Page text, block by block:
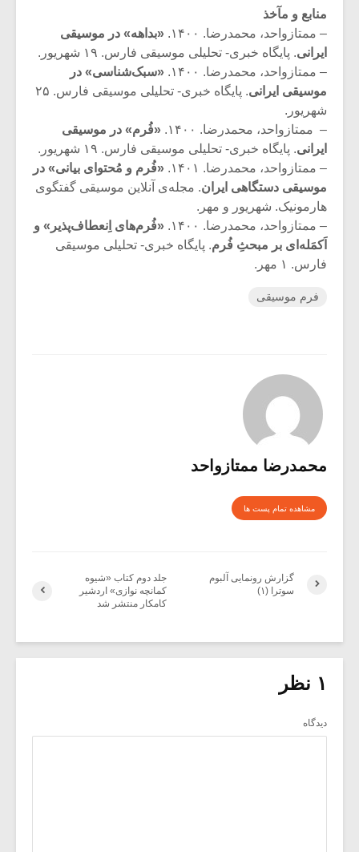
منابع و مآخذ
– ممتازواحد، محمدرضا. ۱۴۰۰.
«بداهه» در موسیقی
ایرانی. پایگاه خبری- تحلیلی موسیقی فارس. ۱۹ شهریور.
– ممتازواحد، محمدرضا. ۱۴۰۰.
«سبک‌شناسی» در
موسیقی ایرانی
. پایگاه خبری- تحلیلی موسیقی فارس. ۲۵
شهریور.
– ممتازواحد، محمدرضا. ۱۴۰۰.
«فُرم» در موسیقی
ایرانی. پایگاه خبری- تحلیلی موسیقی فارس. ۱۹ شهریور.
– ممتازواحد، محمدرضا. ۱۴۰۱.
«فُرم و مُحتوای بیانی» در
موسیقی دستگاهی ایران. مجله‌ی آنلاین موسیقی گفتگوی
هارمونیک. شهریور و مهر.
– ممتازواحد، محمدرضا. ۱۴۰۰.
«فُرم‌های اِنعطاف‌پذیر» و
اَکمَله‌ای بر مبحثِ فُرم. پایگاه خبری- تحلیلی موسیقی
فارس. ۱ مهر.
فرم موسیقی
محمدرضا ممتازواحد
مشاهده تمام پست ها
جلد دوم کتاب «شیوه
کمانچه نوازی» اردشیر
کامکار منتشر شد
گزارش رونمایی آلبوم
سوترا (۱)
۱ نظر
دیدگاه